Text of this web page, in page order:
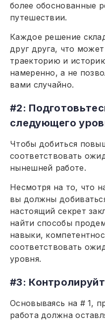
более обоснованные
путешествии.
Каждое решение
друг друга, что
траекторию и
намеренно, а не
вами случайно.
#2:
следующего
Чтобы добиться
соответствовать
нынешней работе.
Несмотря на то, что
вы должны
настоящий секрет
найти способы
навыки,
соответствовать
уровня.
#3:
Основываясь на # 1,
работа должна